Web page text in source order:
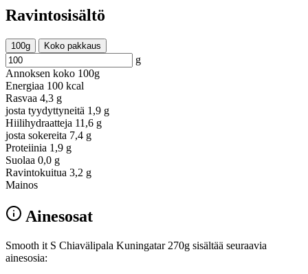
Ravintosisältö
100g Koko pakkaus
g
Annoksen koko 100g
Energiaa 100 kcal
Rasvaa 4,3 g
josta tyydyttyneitä 1,9 g
Hiilihydraatteja 11,6 g
josta sokereita 7,4 g
Proteiinia 1,9 g
Suolaa 0,0 g
Ravintokuitua 3,2 g
Mainos
Ainesosat
Smooth it S Chiavälipala Kuningatar 270g sisältää seuraavia
ainesosia: